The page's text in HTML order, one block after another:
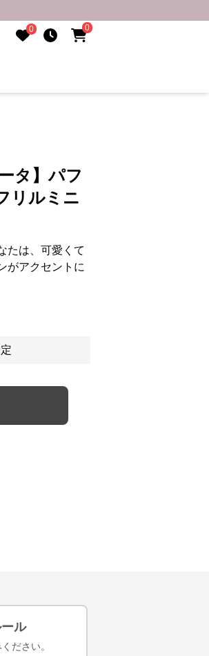
0 0
タ】パフ
リルミニ
たは、可愛くて
がアクセントに
ル
ださい。